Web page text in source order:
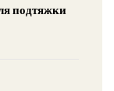
подтяжки